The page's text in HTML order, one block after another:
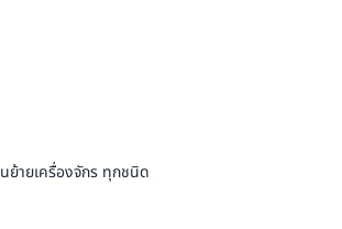
ย้ายเครื่องจักร ทุกชนิด